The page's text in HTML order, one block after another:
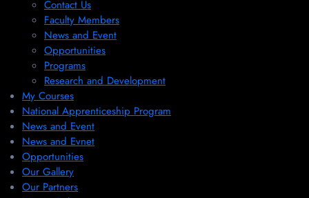
Contact Us
Faculty Members
News and Event
Opportunities
Programs
Research and Development
My Courses
National Apprenticeship Program
News and Event
News and Evnet
Opportunities
Our Gallery
Our Partners